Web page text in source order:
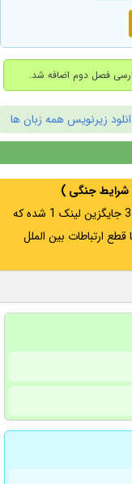
زیرنویس همه زبان ها
شرایط جنگی )
اگر از ایران به آدرس مخفی متصل هستید ، لینک 3 جایگزین لینک 1 شده که
ارتباطات بین الملل